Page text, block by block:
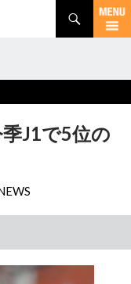
J1で5位の